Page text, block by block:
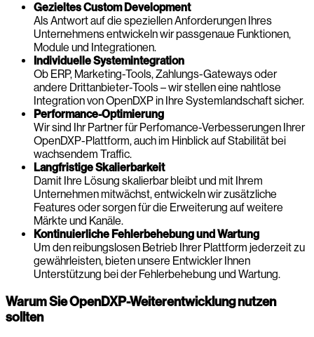
Gezieltes Custom Development
Als Antwort auf die speziellen Anforderungen Ihres
Unternehmens entwickeln wir passgenaue Funktionen,
Module und Integrationen.
Individuelle Systemintegration
Ob ERP, Marketing-Tools, Zahlungs-Gateways oder
andere Drittanbieter-Tools – wir stellen eine nahtlose
Integration von OpenDXP in Ihre Systemlandschaft sicher.
Performance-Optimierung
Wir sind Ihr Partner für Perfomance-Verbesserungen Ihrer
OpenDXP-Plattform, auch im Hinblick auf Stabilität bei
wachsendem Traffic.
Langfristige Skalierbarkeit
Damit Ihre Lösung skalierbar bleibt und mit Ihrem
Unternehmen mitwächst, entwickeln wir zusätzliche
Features oder sorgen für die Erweiterung auf weitere
Märkte und Kanäle.
Kontinuierliche Fehlerbehebung und Wartung
Um den reibungslosen Betrieb Ihrer Plattform jederzeit zu
gewährleisten, bieten unsere Entwickler Ihnen
Unterstützung bei der Fehlerbehebung und Wartung.
Warum Sie OpenDXP-Weiterentwicklung nutzen
sollten